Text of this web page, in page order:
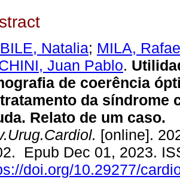
Natalia; MILA,
Juan Pablo.
de coerência
da síndrome
Relato de um caso.
[online].
Epub Dec 01, 2023.
doi.org/10.29277/